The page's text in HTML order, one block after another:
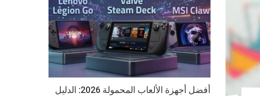
أفضل أجهزة الألعاب المحمولة 2026: الدليل